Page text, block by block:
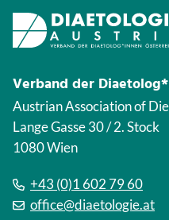
Verband der
Austrian Association of
Lange Gasse 30 / 2. Stock
1080 Wien
+43 (0)1 602 79 60
office@diaetologie.at